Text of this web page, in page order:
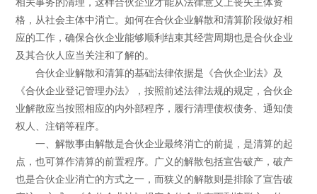
相关事务的清理，这样合伙企业才能从法律意义上丧失主体资
格，从社会主体中消亡。如何在合伙企业解散和清算阶段做好相
应的工作，确保合伙企业能够顺利结束其经营周期也是合伙企业
及其合伙人应当关注和了解的。
合伙企业解散和清算的基础法律依据是《合伙企业法》及
《合伙企业登记管理办法》，按照前述法律法规的规定，合伙企
业解散应当按照相应的内外部程序，履行清理债权债务、通知债
权人、注销等程序。
一、解散事由解散是合伙企业最终消亡的前提，是清算的起
点，也可算作清算的前置程序。广义的解散包括宣告破产，破产
也是合伙企业消亡的方式之一，而狭义的解散则是排除了宣告破